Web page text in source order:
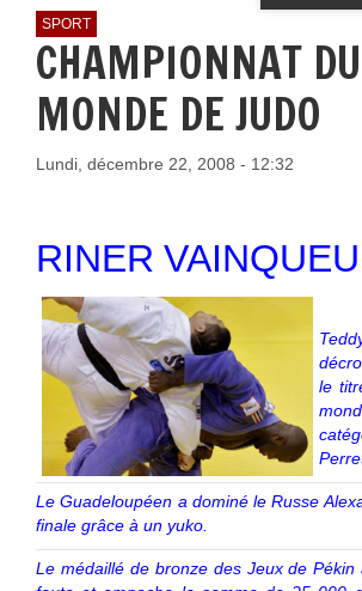
SPORT
CHAMPIONNAT DU
MONDE DE JUDO
Lundi, décembre 22, 2008 - 12:32
RINER
le
Le Guadeloupéen a dominé le Russe
finale grâce à un yuko.
Le médaillé de bronze des Jeux de